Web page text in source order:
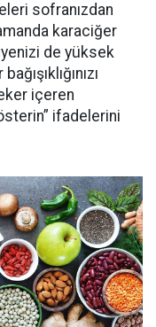
sofranızdan
karaciğer
de yüksek
içeren
ifadelerini